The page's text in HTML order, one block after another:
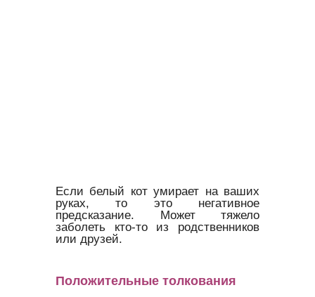
Если белый кот умирает на ваших
руках, то это негативное
предсказание. Может тяжело
заболеть кто-то из родственников
или друзей.
Положительные толкования